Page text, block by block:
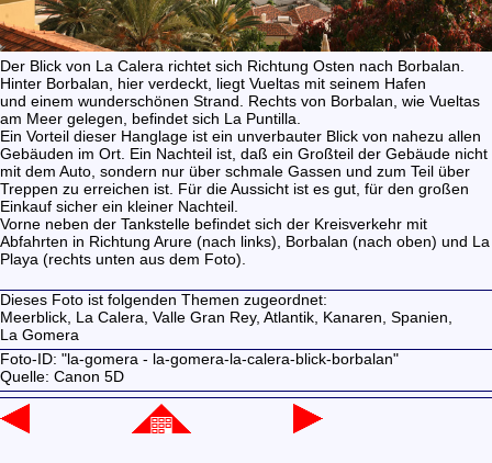
Der Blick von La Calera richtet sich Richtung Osten nach Borbalan.
Hinter Borbalan, hier verdeckt, liegt Vueltas mit seinem Hafen
und einem wunderschönen Strand. Rechts von Borbalan, wie Vueltas
am Meer gelegen, befindet sich La Puntilla.
Ein Vorteil dieser Hanglage ist ein unverbauter Blick von nahezu allen
Gebäuden im Ort. Ein Nachteil ist, daß ein Großteil der Gebäude nicht
mit dem Auto, sondern nur über schmale Gassen und zum Teil über
Treppen zu erreichen ist. Für die Aussicht ist es gut, für den großen
Einkauf sicher ein kleiner Nachteil.
Vorne neben der Tankstelle befindet sich der Kreisverkehr mit
Abfahrten in Richtung Arure (nach links), Borbalan (nach oben) und La
Playa (rechts unten aus dem Foto).
Dieses Foto ist folgenden Themen zugeordnet:
Meerblick, La Calera, Valle Gran Rey, Atlantik, Kanaren, Spanien,
La Gomera
Foto-ID: "la-gomera - la-gomera-la-calera-blick-borbalan"
Quelle: Canon 5D